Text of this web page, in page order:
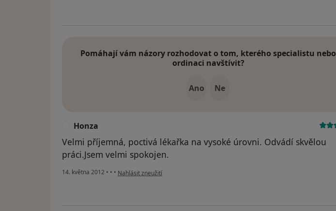
Pomáhají vám názory rozhodovat o tom, kterého specialistu nebo
ordinaci navštívit?
Ano Ne
Honza
Velmi příjemná, poctivá lékařka na vysoké úrovni. Odvádí skvělou
práci.Jsem velmi spokojen.
14. května 2012 • • • podle názoru uživatele Honza
Nahlásit zneužití